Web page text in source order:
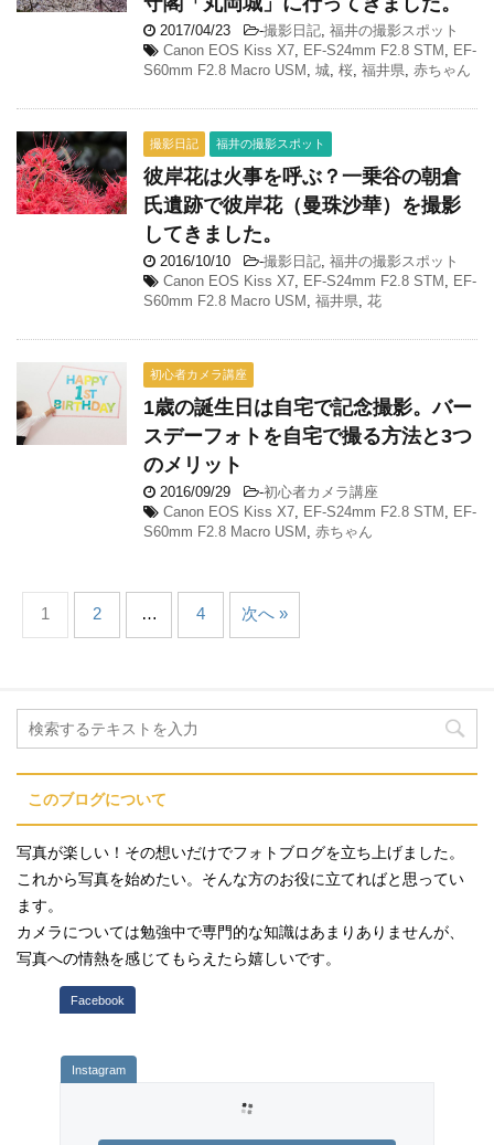
2017/04/23 -撮影日記, 福井の撮影スポット
Canon EOS Kiss X7, EF-S24mm F2.8 STM , EF-
S60mm F2.8 Macro USM , 城, 桜, 福井県, 赤ちゃん
撮影日記 福井の撮影スポット
彼岸花は火事を呼ぶ？一乗谷の朝倉
氏遺跡で彼岸花（曼珠沙華）を撮影
してきました。
2016/10/10 -撮影日記, 福井の撮影スポット
Canon EOS Kiss X7, EF-S24mm F2.8 STM , EF-
S60mm F2.8 Macro USM , 福井県, 花
初心者カメラ講座
1歳の誕生日は自宅で記念撮影。バー
スデーフォトを自宅で撮る方法と3つ
のメリット
2016/09/29 -初心者カメラ講座
Canon EOS Kiss X7, EF-S24mm F2.8 STM , EF-
S60mm F2.8 Macro USM , 赤ちゃん
1 2 … 4 次へ »
このブログについて
写真が楽しい！その想いだけでフォトブログを立ち上げました。
これから写真を始めたい。そんな方のお役に立てればと思ってい
ます。
カメラについては勉強中で専門的な知識はあまりありませんが、
写真への情熱を感じてもらえたら嬉しいです。